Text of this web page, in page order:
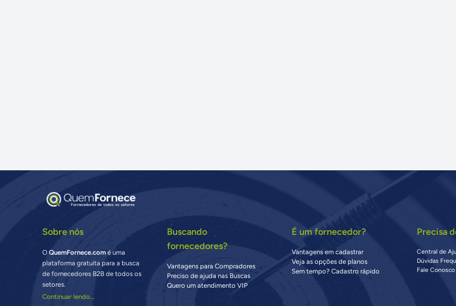
Sobre nós
OQuemFornece.com é uma
plataforma gratuita para a busca
de fornecedores B2B de todos os
setores.
Continuar lendo...
Buscando
fornecedores?
Vantagens para Compradores
Preciso de ajuda nas Buscas
Quero um atendimento VIP
É um fornecedor?
Vantagens em cadastrar
Veja as opções de planos
Sem tempo? Cadastro rápido
Precisa
Central de
Dúvidas
Fale Conosco